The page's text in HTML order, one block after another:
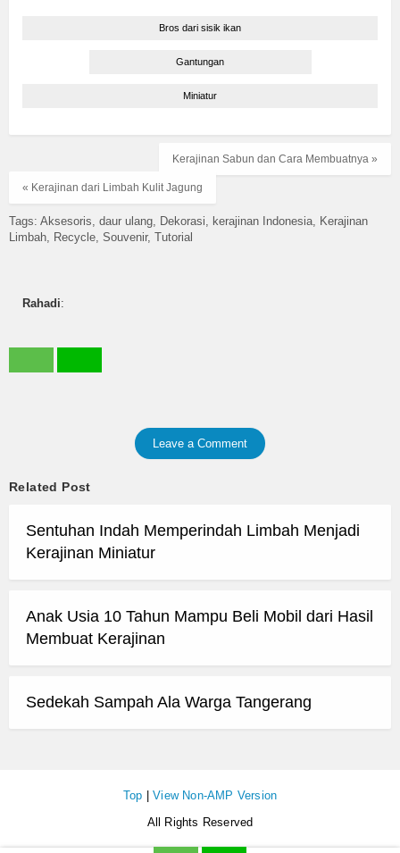
Bros dari sisik ikan
Gantungan
Miniatur
Kerajinan Sabun dan Cara Membuatnya »
« Kerajinan dari Limbah Kulit Jagung
Tags: Aksesoris daur ulang Dekorasi kerajinan Indonesia Kerajinan
Limbah Recycle Souvenir Tutorial
Rahadi:
Leave a Comment
Related Post
Sentuhan Indah Memperindah Limbah Menjadi
Kerajinan Miniatur
Anak Usia 10 Tahun Mampu Beli Mobil dari Hasil
Membuat Kerajinan
Sedekah Sampah Ala Warga Tangerang
Top |View Non-AMP Version
All Rights Reserved